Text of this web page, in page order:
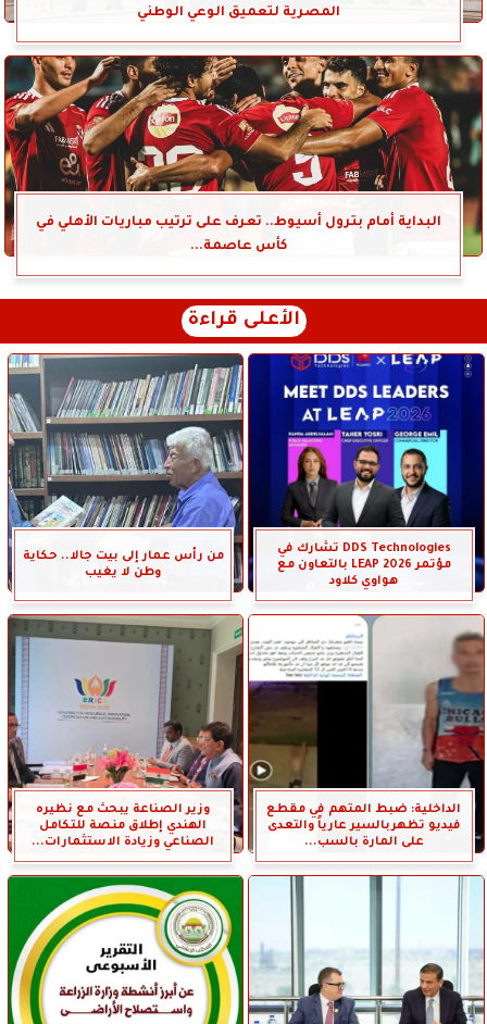
المصرية لتعميق الوعي الوطني
البداية أمام بترول أسيوط.. تعرف على ترتيب مباريات الأهلي في
كأس عاصمة...
الأعلى قراءة
DDS Technologies تشارك في
مؤتمر LEAP 2026 بالتعاون مع
هواوي كلاود
من رأس عمار إلى بيت جالا.. حكاية
وطن لا يغيب
الداخلية: ضبط المتهم في مقطع
فيديو تظهربالسير عارياً والتعدى
على المارة بالسب...
وزير الصناعة يبحث مع نظيره
الهندي إطلاق منصة للتكامل
الصناعي وزيادة الاستثمارات...